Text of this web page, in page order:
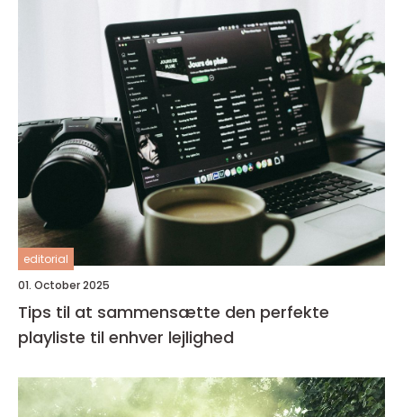
editorial
01. October 2025
Tips til at sammensætte den perfekte
playliste til enhver lejlighed